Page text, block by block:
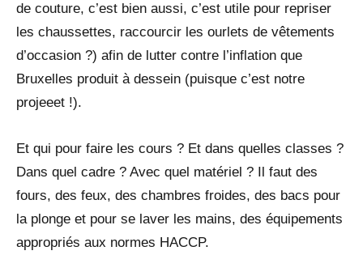
de couture, c’est bien aussi, c’est utile pour repriser
les chaussettes, raccourcir les ourlets de vêtements
d’occasion ?) afin de lutter contre l’inflation que
Bruxelles produit à dessein (puisque c’est notre
projeeet !).
Et qui pour faire les cours ? Et dans quelles classes ?
Dans quel cadre ? Avec quel matériel ? Il faut des
fours, des feux, des chambres froides, des bacs pour
la plonge et pour se laver les mains, des équipements
appropriés aux normes HACCP.